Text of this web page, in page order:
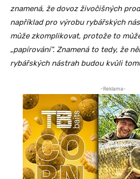
znamená, že dovoz živočišných
například pro výrobu rybářských
může zkomplikovat, protože to
„papírování“. Znamená to tedy, že
rybářských nástrah budou kvůli
-Reklama-